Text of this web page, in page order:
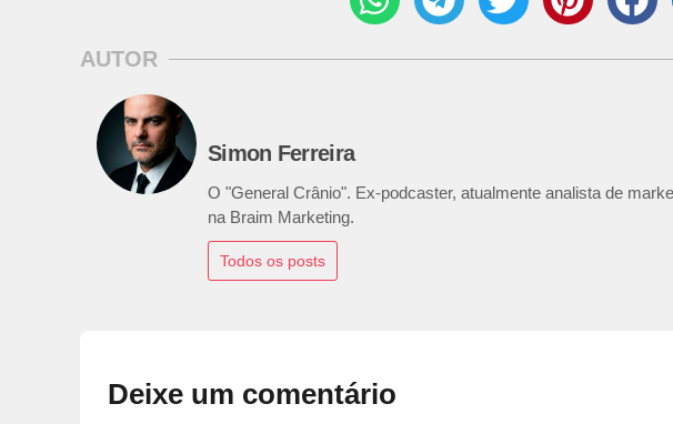
AUTOR
Simon Ferreira
O "General Crânio". Ex-podcaster, atualmente analista de
na Braim Marketing.
Todos os posts
Deixe um comentário